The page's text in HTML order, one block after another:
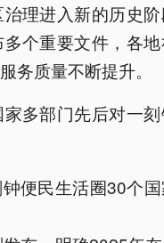
理进入新的历史
个重要文件，各
务质量不断提升。
多部门先后对一
便民生活圈30个